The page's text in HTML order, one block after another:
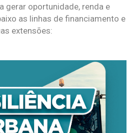
gerar oportunidade, renda e
as linhas de financiamento e
extensões: